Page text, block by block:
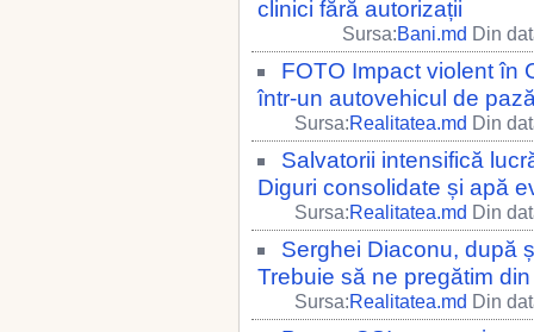
clinici fără autorizații
Sursa:Bani.md Din
FOTO Impact violent în
într-un autovehicul de
Sursa:Realitatea.md Din
Salvatorii intensifică
Diguri consolidate și apă
Sursa:Realitatea.md Din
Serghei Diaconu, după
Trebuie să ne pregătim
Sursa:Realitatea.md Din